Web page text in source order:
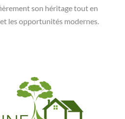
son héritage tout en
les opportunités modernes.